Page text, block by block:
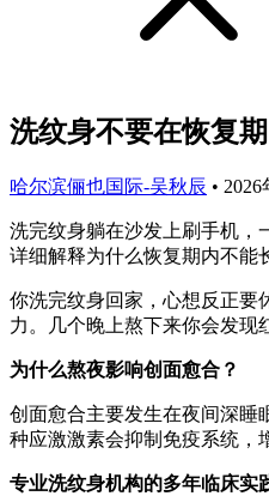
洗纹身不要在恢复
哈尔滨俪也国际-吴秋辰 • 2026
洗完纹身躺在沙发上刷手机，
详细解释为什么恢复期内不能
你洗完纹身回家，心想反正要
力。几个晚上熬下来你会发现
为什么熬夜影响创面愈合？
创面愈合主要发生在夜间深睡
种应激激素会抑制免疫系统，
专业洗纹身机构的多年临床实